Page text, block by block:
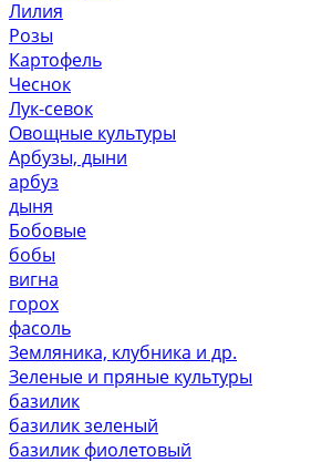
Лилия
Розы
Картофель
Чеснок
Лук-севок
Овощные культуры
Арбузы, дыни
арбуз
дыня
Бобовые
бобы
вигна
горох
фасоль
Земляника, клубника и др.
Зеленые и пряные культуры
базилик
базилик зеленый
базилик фиолетовый